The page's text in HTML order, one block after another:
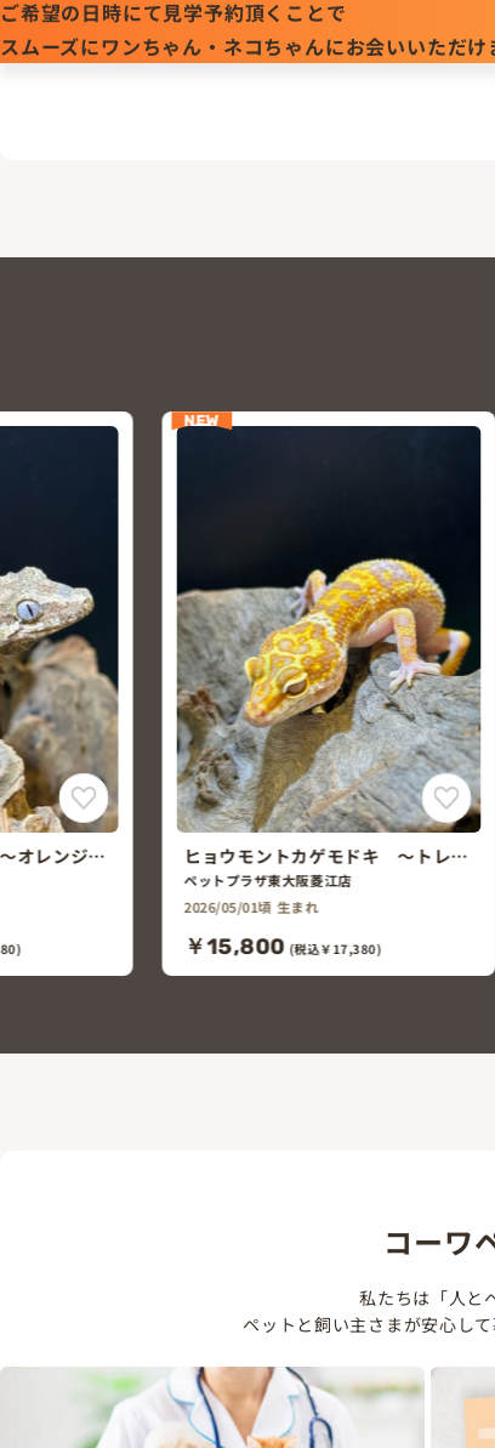
ご希望の日時にて見学予約頂くことで
スムーズにワンちゃん・ネコちゃんにお会いいただけ
キ ～トレン
NEW
フトアゴヒゲトカゲ(オレンジハイ
ポ)
ペットプラザ天王寺店
2026/04/25頃 生まれ
￥19,800 (税込￥21,780)
コーワ
私たちは「人と
ペットと飼い主さまが安心し